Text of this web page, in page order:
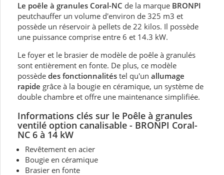
Le poêle à granules Coral-NC de la marque BRONPI
peutchauffer un volume d'environ de 325 m3 et
possède un réservoir à pellets de 22 kilos. Il possède
une puissance comprise entre 6 et 14.3 kW.
Le foyer et le brasier de modèle de poêle à granulés
sont entièrement en fonte. De plus, ce modèle
possède des fonctionnalités tel qu'un allumage
rapide grâce à la bougie en céramique, un système de
double chambre et offre une maintenance simplifiée.
Informations clés sur le Poêle à granules
ventilé option canalisable - BRONPI Coral-
NC 6 à 14 kW
Revêtement en acier
Bougie en céramique
Brasier en fonte